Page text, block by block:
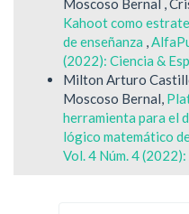
Moscoso Bernal ,
Kahoot como
de enseñanza ,
(2022): Ciencia &
Milton Arturo
Moscoso Bernal,
herramienta para el
lógico matemático
Vol. 4 Núm. 4